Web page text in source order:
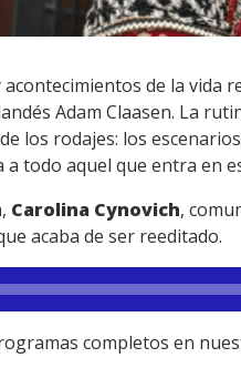
acontecimientos de la
Adam Claasen. La
los rodajes: los
a todo aquel que entra en
Carolina Cynovich,
acaba de ser reeditado.
completos en